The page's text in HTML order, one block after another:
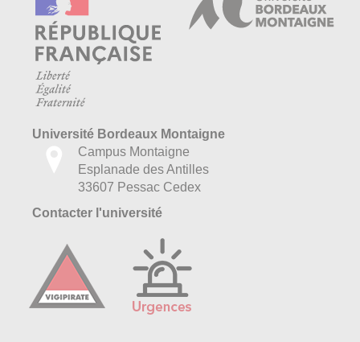
Université Bordeaux Montaigne
Campus Montaigne
Esplanade des Antilles
33607 Pessac Cedex
Contacter l'université